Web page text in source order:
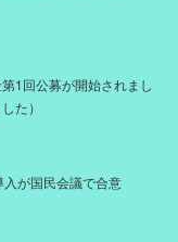
1回公募が開始されまし
た）
が国民会議で合意